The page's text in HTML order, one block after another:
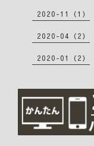
2020-11（1）
2020-04（2）
2020-01（2）